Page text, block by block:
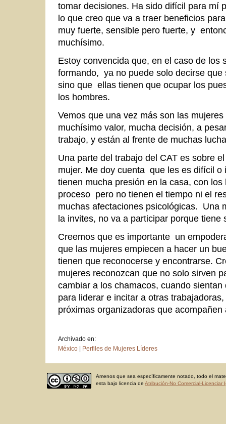
tomar decisiones. Ha sido difícil para mí
lo que creo que va a traer beneficios
muy fuerte, sensible pero fuerte, y
muchísimo.
Estoy convencida que, en el caso de los
formando, ya no puede solo decirse
sino que ellas tienen que ocupar los
los hombres.
Vemos que una vez más son las
muchísimo valor, mucha decisión, a
trabajo, y están al frente de muchas
Una parte del trabajo del CAT es sobre
mujer. Me doy cuenta que les es difícil
tienen mucha presión en la casa, con
proceso pero no tienen el tiempo ni el
muchas afectaciones psicológicas. Una
la invites, no va a participar porque tiene
Creemos que es importante un
que las mujeres empiecen a hacer un
tienen que reconocerse y encontrarse.
mujeres reconozcan que no solo sirven
cambiar a los chamacos, cuando
para liderar e incitar a otras
próximas organizadoras que
Archivado en:
México | Perfiles de Mujeres Líderes
Amenos que sea específicamente notado, todo el
esta bajo licencia deAtribución-No Comercial-Licenciar